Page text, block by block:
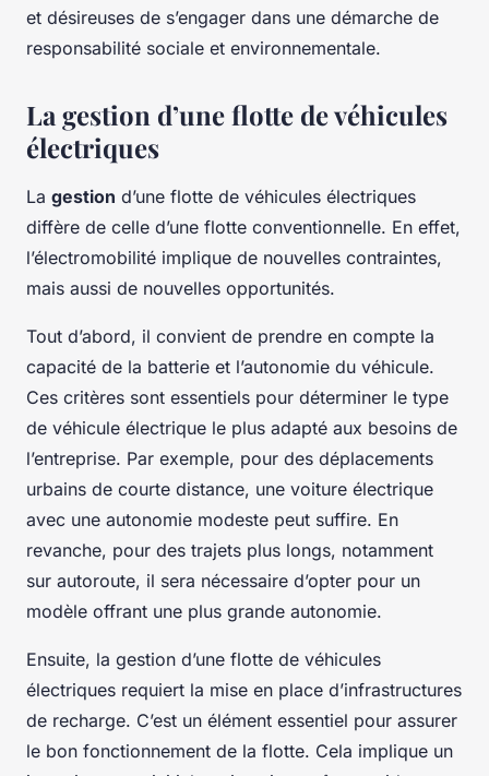
et désireuses de s’engager dans une démarche de
responsabilité sociale et environnementale.
La gestion d’une flotte de véhicules
électriques
La gestion d’une flotte de véhicules électriques
diffère de celle d’une flotte conventionnelle. En effet,
l’électromobilité implique de nouvelles contraintes,
mais aussi de nouvelles opportunités.
Tout d’abord, il convient de prendre en compte la
capacité de la batterie et l’autonomie du véhicule.
Ces critères sont essentiels pour déterminer le type
de véhicule électrique le plus adapté aux besoins de
l’entreprise. Par exemple, pour des déplacements
urbains de courte distance, une voiture électrique
avec une autonomie modeste peut suffire. En
revanche, pour des trajets plus longs, notamment
sur autoroute, il sera nécessaire d’opter pour un
modèle offrant une plus grande autonomie.
Ensuite, la gestion d’une flotte de véhicules
électriques requiert la mise en place d’infrastructures
de recharge. C’est un élément essentiel pour assurer
le bon fonctionnement de la flotte. Cela implique un